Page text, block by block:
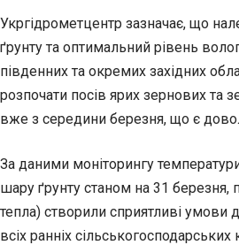
Укргідрометцентр зазначає, що
ґрунту та оптимальний рівень
південних та окремих західних
розпочати посів ярих зернових та
вже з середини березня, що є
За даними моніторингу
шару ґрунту станом на 31 березня,
тепла) створили сприятливі умови
всіх ранніх сільськогосподарських